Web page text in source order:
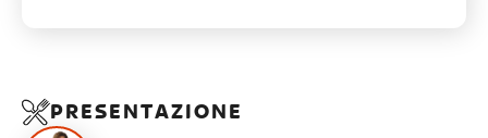
PRESENTAZIONE